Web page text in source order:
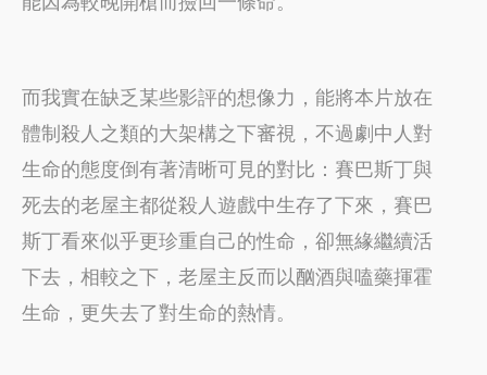
而我實在缺乏某些影評的想像力，能將本片放在
體制殺人之類的大架構之下審視，不過劇中人對
生命的態度倒有著清晰可見的對比：賽巴斯丁與
死去的老屋主都從殺人遊戲中生存了下來，賽巴
斯丁看來似乎更珍重自己的性命，卻無緣繼續活
下去，相較之下，老屋主反而以酗酒與嗑藥揮霍
生命，更失去了對生命的熱情。